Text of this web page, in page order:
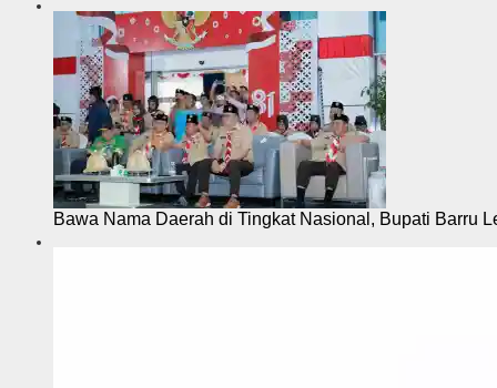
Bawa Nama Daerah di Tingkat Nasional, Bupati Barru